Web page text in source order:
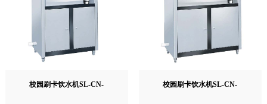
校园刷卡饮水机SL-CN- 校园刷卡饮水机SL-CN-